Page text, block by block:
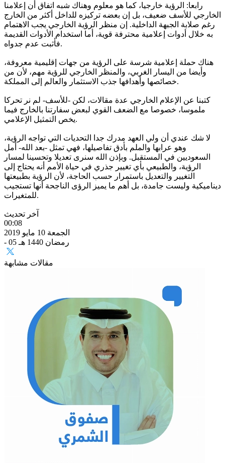
رابعا: الرؤية خارجيا، كما هو معلوم وهناك شبه اتفاق أن إعلامنا
الخارجي للأسف ضعيف، بل إن بعضه تركيزه للداخل أكثر من الخارج
رغم صلابة الجبهة الداخلية. إن منظر الرؤية الخارجي يجب الاهتمام
به خلال أدوات إعلامية محترفة قوية، أما استخدام الأدوات القديمة
فأثبت عدم جدواه.
هناك حملة إعلامية شرسة على الرؤية من جهات إقليمية معروفة،
وأيضا من اليسار الغربي، والمنظر الخارجي للرؤية مهم، لأن من
خصائصها وأهدافها جذب الاستثمار والعالم إلى المملكة.
كتبنا عن الإعلام الخارجي عدة مقالات، لكن -للأسف- لم نر تحركا
ملموسا، خصوصا مع الضعف القوي لبعض سفارتنا بالخارج فيما
يخص التمثيل الإعلامي.
لا شك عندي أن ولي العهد مدرك جدا التحديات التي تواجه الرؤية،
وهو عرابها والملم بأدق تفاصيلها، فهي تمثل -بعد الله- أمل
السعوديين في المستقبل. وبإذن الله سنرى تعديلا وتحسينا لمسار
الرؤية، والطبيعي بأي تغيير جذري في حياة الأمم أنه يحتاج إلى
التغيير والتعديل باستمرار حسب الحاجة، لأن الرؤية بطبيعتها
ديناميكية وليست جامدة، بل أهم ما يميز الرؤى الناجحة أنها تستجيب
للمتغيرات.
آخر تحديث
00:08
الجمعة 10 مايو 2019
- 05 رمضان 1440 هـ
مقالات مشابهة